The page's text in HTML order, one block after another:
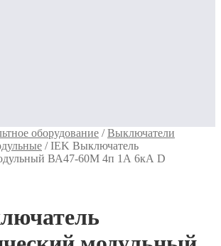
оборудование /Выключатели
/IEK Выключатель
ВА47-60M 4п 1А 6кА D